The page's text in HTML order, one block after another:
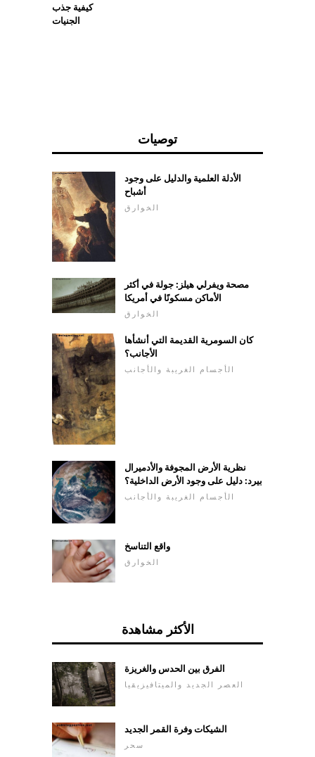
كيفية جذب
الجنيات
توصيات
الأدلة العلمية والدليل على وجود
أشباح
الخوارق
مصحة ويفرلي هيلز: جولة في أكثر
الأماكن مسكونًا في أمريكا
الخوارق
كان السومرية القديمة التي أنشأها
الأجانب؟
الأجسام الغريبة والأجانب
نظرية الأرض المجوفة والأدميرال
بيرد: دليل على وجود الأرض الداخلية؟
الأجسام الغريبة والأجانب
واقع التناسخ
الخوارق
الأكثر مشاهدة
الفرق بين الحدس والغريزة
العصر الجديد والميتافيزيقيا
الشيكات وفرة القمر الجديد
سحر